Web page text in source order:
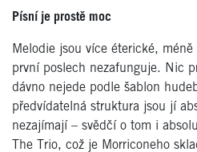
Písní je prostě moc
Melodie jsou více éterické,
první poslech nezafunguje. Nic
dávno nejede podle šablon
předvídatelná struktura jsou jí
nezajímají – svědčí o tom i
The Trio, což je Morriconeho